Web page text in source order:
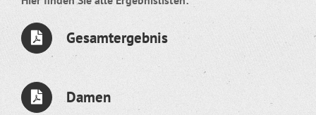
Gesamtergebnis
Damen